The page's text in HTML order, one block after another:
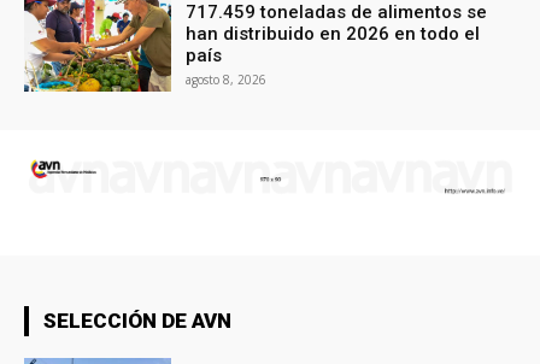
717.459 toneladas de alimentos se
han distribuido en 2026 en todo el
país
agosto 8, 2026
SELECCIÓN DE AVN